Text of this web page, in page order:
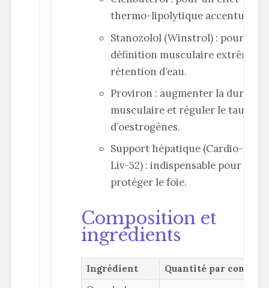
thermo-lipolytique accentué.
Stanozolol (Winstrol) : pour une
définition musculaire extrême
rétention d’eau.
Proviron : augmenter la dureté
musculaire et réguler le taux
d’oestrogènes.
Support hépatique (Cardio-Liver,
Liv-52) : indispensable pour
protéger le foie.
Composition et
ingrédients
Ingrédient
Quantité par